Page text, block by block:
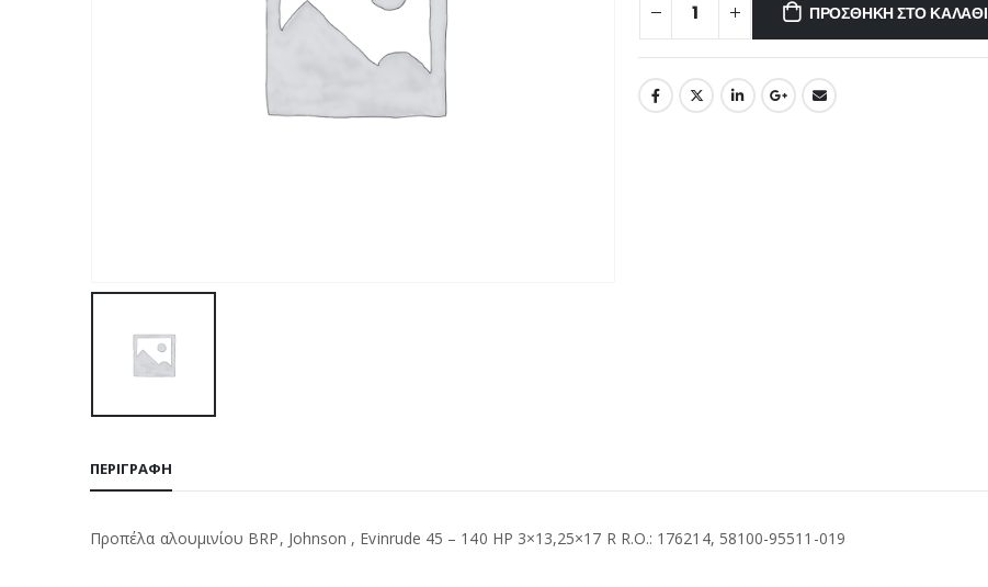
ΠΡΟΣΘΉΚΗ ΣΤΟ ΚΑΛΆΘΙ
ΠΕΡΙΓΡΑΦΉ
Προπέλα αλουμινίου BRP, Johnson , Evinrude 45 – 140 HP 3×13,25×17 R R.O.: 176214, 58100-95511-019